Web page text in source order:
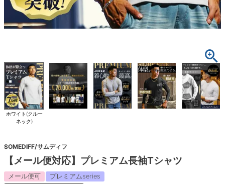
ホワイト(クルー
ネック)
SOMEDIFF/サムディフ
【メール便対応】プレミアム長袖Tシャツ
メール便可
プレミアムseries